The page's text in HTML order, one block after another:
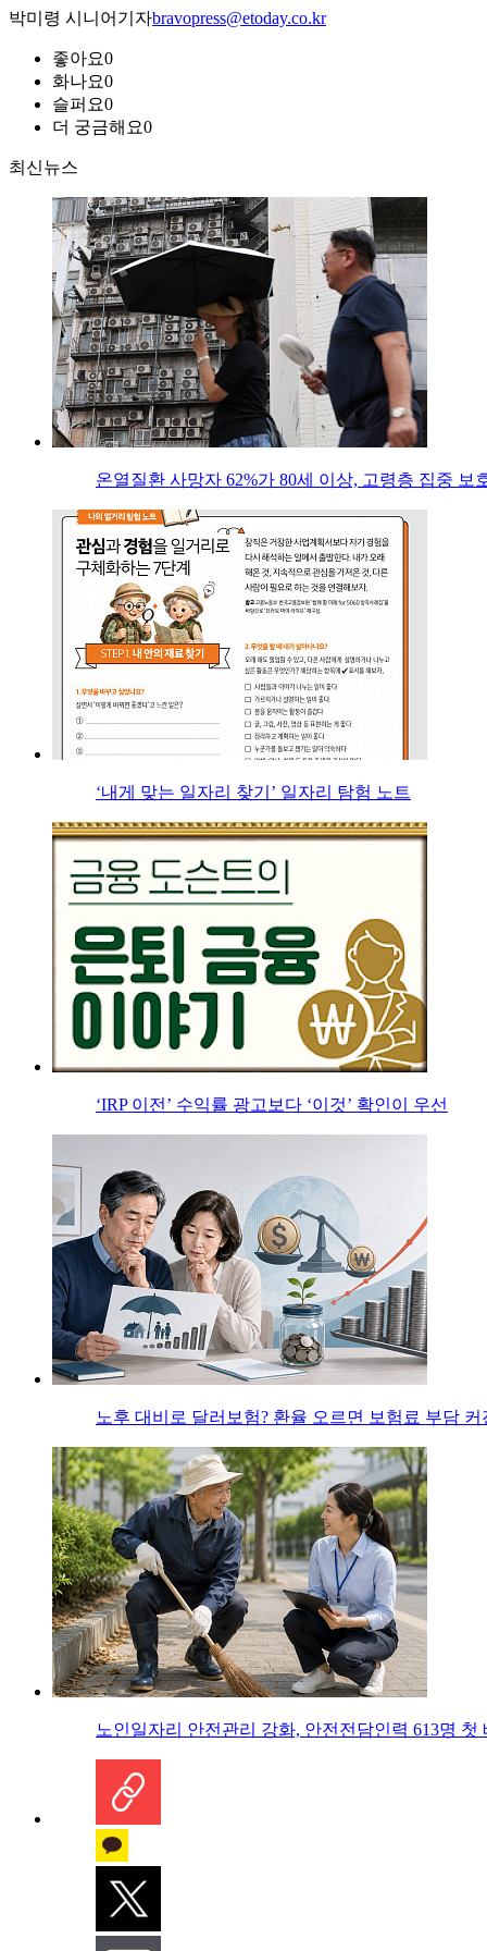
박미령 시니어기자bravopress@etoday.co.kr
좋아요0
화나요0
슬퍼요0
더 궁금해요0
최신뉴스
온열질환 사망자 62%가 80세 이상, 고령층 집중 보
‘내게 맞는 일자리 찾기’ 일자리 탐험 노트
‘IRP 이전’ 수익률 광고보다 ‘이것’ 확인이 우선
노후 대비로 달러보험? 환율 오르면 보험료 부담 커
노인일자리 안전관리 강화, 안전전담인력 613명 첫